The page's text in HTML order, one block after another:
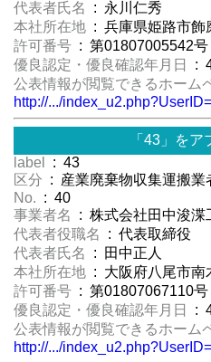
代表者氏名
: 永川仁秀
本社所在地 : 兵庫県姫路市飾
許可番号 : 第01807005542号
優良認定・優良確認年月日
:
公表情報が閲覧できるホーム
http://.../
「43」をア
label
: 43
区分 : 産業廃棄物収集運搬業
No. : 40
事業者名
: 株式会社田中浚渫
代表者役職名
: 代表取締役
代表者氏名
: 田中正人
本社所在地 : 大阪府八尾市南
許可番号 : 第01807067110号
優良認定・優良確認年月日
:
公表情報が閲覧できるホーム
http://.../